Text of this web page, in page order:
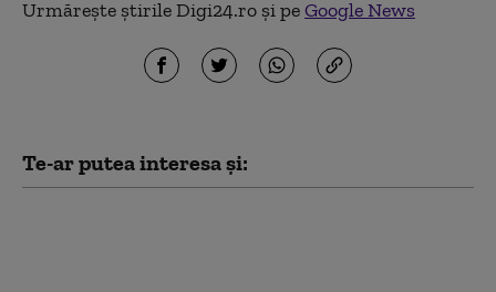
Urmărește știrile Digi24.ro și peGoogle News
Te-ar putea interesa și: